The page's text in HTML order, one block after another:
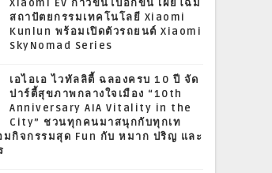
Xiaomi EV ก้าวขึ้นไปอีกขั้น เผยโฉม
สถาปัตยกรรมเทคโนโลยี Xiaomi
Kunlun พร้อมเปิดตัวรถยนต์ Xiaomi
SkyNomad Series
เอไอเอ ไวทัลลิตี้ ฉลองครบ 10 ปี จัด
ปาร์ตี้สุขภาพกลางใจเมือง “10th
Anniversary AIA Vitality in the
City” ชวนทุกคนมาสนุกกับทุกเท
กิจกรรมสุด Fun กับ หมาก ปริญ และ